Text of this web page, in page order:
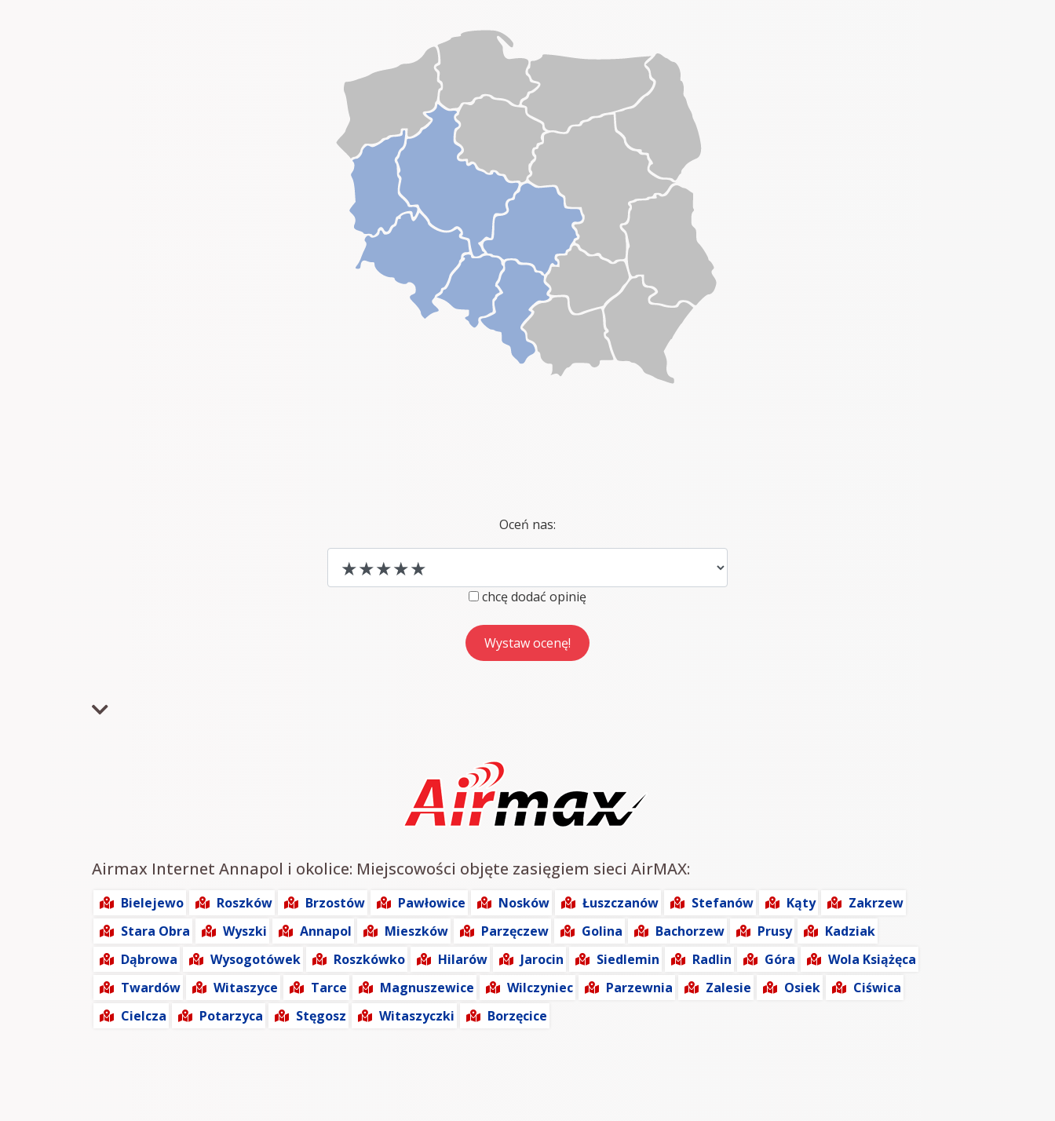
Oceń nas:
chcę dodać opinię
Airmax Internet Annapol i okolice: Miejscowości objęte zasięgiem sieci AirMAX:
Bielejewo Roszków Brzostów Pawłowice Nosków Łuszczanów Stefanów Kąty
Zakrzew
Stara Obra
Wyszki Annapol Mieszków Parzęczew Golina Bachorzew Prusy
Kadziak
Dąbrowa
Wysogotówek Roszkówko Hilarów Jarocin Siedlemin Radlin Góra
Wola Książęca
Twardów
Witaszyce Tarce Magnuszewice Wilczyniec Parzewnia Zalesie Osiek
Ciświca
Cielcza
Potarzyca Stęgosz Witaszyczki Borzęcice